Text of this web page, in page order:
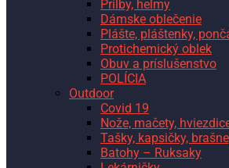
Prilby, helmy
Dámske oblečenie
Plášte, pláštenky,
Protichemický oblek
Obuv a príslušenstvo
POLÍCIA
Outdoor
Covid 19
Nože, mačety,
Tašky, kapsičky,
Batohy – Ruksaky